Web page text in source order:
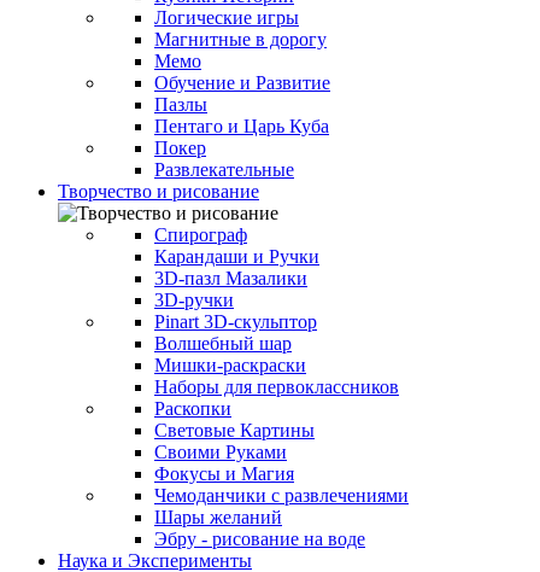
Логические игры
Магнитные в дорогу
Мемо
Обучение и Развитие
Пазлы
Пентаго и Царь Куба
Покер
Развлекательные
Творчество и рисование
Спирограф
Карандаши и Ручки
3D-пазл Мазалики
3D-ручки
Pinart 3D-скульптор
Волшебный шар
Мишки-раскраски
Наборы для первоклассников
Раскопки
Световые Картины
Своими Руками
Фокусы и Магия
Чемоданчики с развлечениями
Шары желаний
Эбру - рисование на воде
Наука и Эксперименты